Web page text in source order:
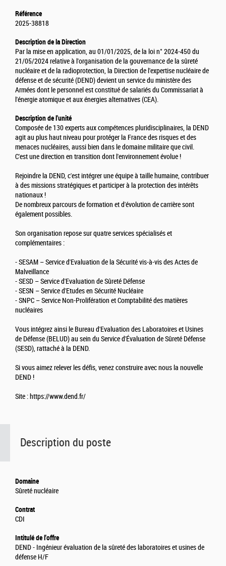
Description du poste
Domaine
Sûreté nucléaire
Contrat
CDI
Intitulé de l'offre
DEND - Ingénieur évaluation de la sûreté des laboratoires et usines de
défense H/F
Référence
2025-38818
Description de la Direction
Par la mise en application, au 01/01/2025, de la loi n° 2024-450 du
21/05/2024 relative à l'organisation de la gouvernance de la sûreté
nucléaire et de la radioprotection, la Direction de l'expertise nucléaire de
défense et de sécurité (DEND) devient un service du ministère des
Armées dont le personnel est constitué de salariés du Commissariat à
l'énergie atomique et aux énergies alternatives (CEA).
Description de l'unité
Composée de 130 experts aux compétences pluridisciplinaires, la DEND
agit au plus haut niveau pour protéger la France des risques et des
menaces nucléaires, aussi bien dans le domaine militaire que civil.
C'est une direction en transition dont l'environnement évolue !
Rejoindre la DEND, c'est intégrer une équipe à taille humaine, contribuer
à des missions stratégiques et participer à la protection des intérêts
nationaux !
De nombreux parcours de formation et d'évolution de carrière sont
également possibles.
Son organisation repose sur quatre services spécialisés et
complémentaires :
- SESAM – Service d'Evaluation de la Sécurité vis-à-vis des Actes de
Malveillance
- SESD – Service d'Evaluation de Sûreté Défense
- SESN – Service d'Etudes en Sécurité Nucléaire
- SNPC – Service Non-Prolifération et Comptabilité des matières
nucléaires
Vous intégrez ainsi le Bureau d'Evaluation des Laboratoires et Usines
de Défense (BELUD) au sein du Service d'Évaluation de Sûreté Défense
(SESD), rattaché à la DEND.
Si vous aimez relever les défis, venez construire avec nous la nouvelle
DEND !
Site : https://www.dend.fr/